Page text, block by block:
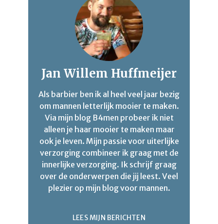
Jan Willem Huffmeijer
Als barbier ben ik al heel veel jaar bezig
om mannen letterlijk mooier te maken.
Via mijn blog B4men probeer ik niet
alleen je haar mooier te maken maar
ook je leven. Mijn passie voor uiterlijke
verzorging combineer ik graag met de
innerlijke verzorging. Ik schrijf graag
over de onderwerpen die jij leest. Veel
plezier op mijn blog voor mannen.
LEES MIJN BERICHTEN